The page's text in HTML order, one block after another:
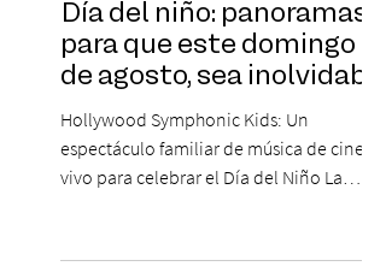
Día del niño: panoramas
para que este domingo 09
de agosto, sea inolvidable
Hollywood Symphonic Kids: Un
espectáculo familiar de música de cine en
vivo para celebrar el Día del Niño La
musical única e inolvidable con motivo del